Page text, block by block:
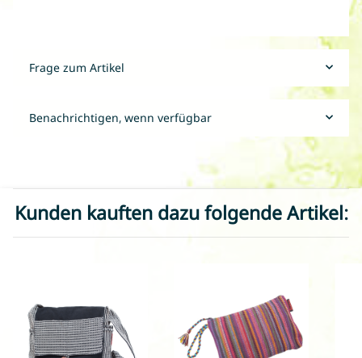
Frage zum Artikel
Benachrichtigen, wenn verfügbar
Kunden kauften dazu folgende Artikel: